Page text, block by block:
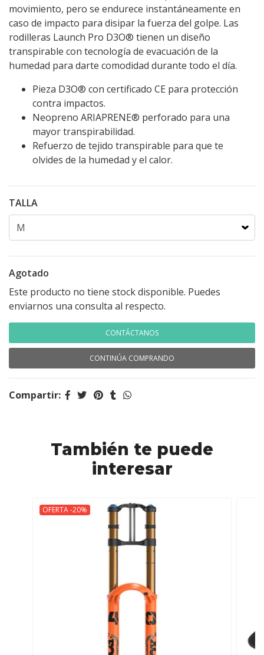
movimiento, pero se endurece instantáneamente en
caso de impacto para disipar la fuerza del golpe. Las
rodilleras Launch Pro D3O® tienen un diseño
transpirable con tecnología de evacuación de la
humedad para darte comodidad durante todo el día.
Pieza D3O® con certificado CE para protección
contra impactos.
Neopreno ARIAPRENE® perforado para una
mayor transpirabilidad.
Refuerzo de tejido transpirable para que te
olvides de la humedad y el calor.
TALLA
Agotado
Este producto no tiene stock disponible. Puedes
enviarnos una consulta al respecto.
CONTÁCTANOS
CONTINÚA COMPRANDO
Compartir:
También te puede
interesar
OFERTA -20%